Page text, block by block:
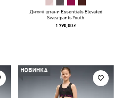
Дитячі штани Essentials Elevated
Sweatpants Youth
1 790,00 ₴
НОВИНКА